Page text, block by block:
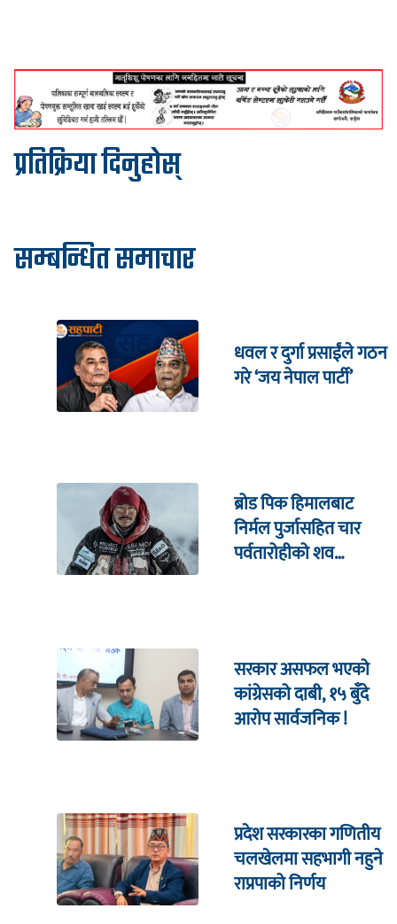
प्रतिक्रिया दिनुहोस्
सम्बन्धित समाचार
धवल र दुर्गा प्रसाईंले गठन
गरे ‘जय नेपाल पार्टी’
ब्रोड पिक हिमालबाट
निर्मल पुर्जासहित चार
पर्वतारोहीको शव
सरकार असफल भएको
कांग्रेसको दाबी, १५ बुँदे
आरोप सार्वजनिक !
प्रदेश सरकारका गणितीय
चलखेलमा सहभागी नहुने
राप्रपाको निर्णय